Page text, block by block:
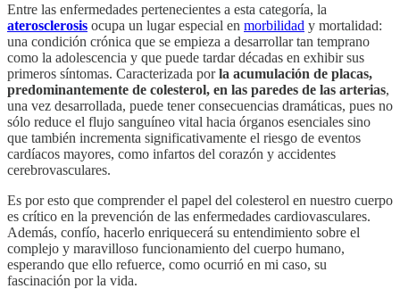
Entre las enfermedades pertenecientes a esta categoría, la
aterosclerosis ocupa un lugar especial en morbilidad y mortalidad:
una condición crónica que se empieza a desarrollar tan temprano
como la adolescencia y que puede tardar décadas en exhibir sus
primeros síntomas. Caracterizada porla acumulación de placas,
predominantemente de colesterol, en las paredes de las arterias,
una vez desarrollada, puede tener consecuencias dramáticas, pues no
sólo reduce el flujo sanguíneo vital hacia órganos esenciales sino
que también incrementa significativamente el riesgo de eventos
cardíacos mayores, como infartos del corazón y accidentes
cerebrovasculares.
Es por esto que comprender el papel del colesterol en nuestro cuerpo
es crítico en la prevención de las enfermedades cardiovasculares.
Además, confío, hacerlo enriquecerá su entendimiento sobre el
complejo y maravilloso funcionamiento del cuerpo humano,
esperando que ello refuerce, como ocurrió en mi caso, su
fascinación por la vida.